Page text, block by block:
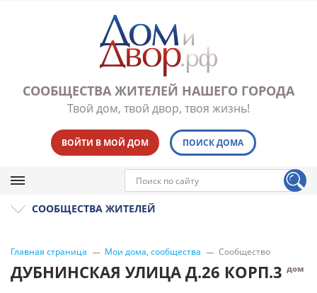
СООБЩЕСТВА ЖИТЕЛЕЙ НАШЕГО ГОРОДА
Твой дом, твой двор, твоя жизнь!
ВОЙТИ В МОЙ ДОМ ПОИСК ДОМА
СООБЩЕСТВА ЖИТЕЛЕЙ
Главная страница Мои дома, сообщества Сообщество
ДУБНИНСКАЯ УЛИЦА Д.26 КОРП.3 дом